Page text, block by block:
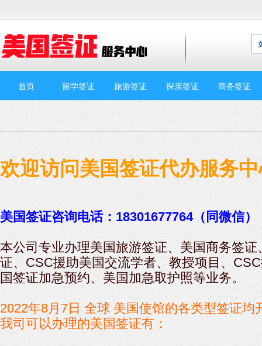
首页 留学签证 旅游签证 探亲签证 商务签证
欢迎访问美国签证代办服务
美国签证咨询电话：18301677764（同微信）
本公司专业办理美国旅游签证、美国商务签
证、CSC援助美国交流学者、教授项目、
国签证加急预约、美国加急取护照等业务。
2022年8月7日 全球 美国使馆的各类型签证均
我司可以办理的美国签证有：